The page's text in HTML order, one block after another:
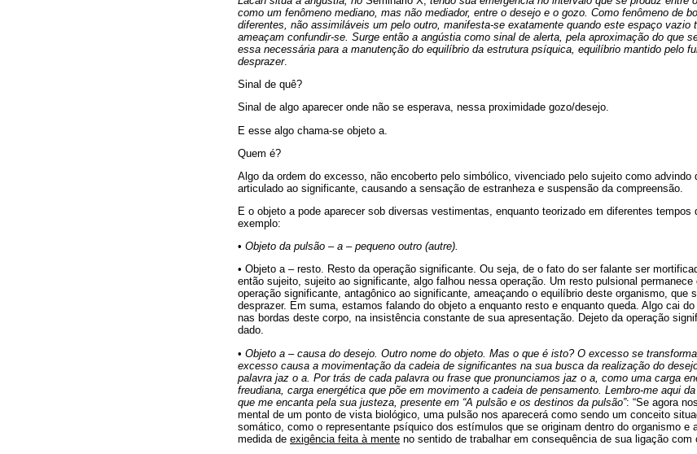
como um fenômeno mediano, mas não mediador, entre o desejo e o gozo. Como fenômeno de
diferentes, não assimiláveis um pelo outro, manifesta-se exatamente quando este espaço vazio
ameaçam confundir-se. Surge então a angústia como sinal de alerta, pela aproximação do que
essa necessária para a manutenção do equilíbrio da estrutura psíquica, equilíbrio mantido pelo
desprazer.
Sinal de quê?
Sinal de algo aparecer onde não se esperava, nessa proximidade gozo/desejo.
E esse algo chama-se objeto a.
Quem é?
Algo da ordem do excesso, não encoberto pelo simbólico, vivenciado pelo sujeito como advindo
articulado ao significante, causando a sensação de estranheza e suspensão da compreensão.
E o objeto a pode aparecer sob diversas vestimentas, enquanto teorizado em diferentes tempos
exemplo:
• Objeto da pulsão – a – pequeno outro (autre).
• Objeto a – resto. Resto da operação significante. Ou seja, de o fato do ser falante ser
então sujeito, sujeito ao significante, algo falhou nessa operação. Um resto pulsional
operação significante, antagônico ao significante, ameaçando o equilíbrio deste organismo, que
desprazer. Em suma, estamos falando do objeto a enquanto resto e enquanto queda. Algo cai
nas bordas deste corpo, na insistência constante de sua apresentação. Dejeto da operação
dado.
• Objeto a – causa do desejo. Outro nome do objeto. Mas o que é isto? O excesso se
excesso causa a movimentação da cadeia de significantes na sua busca da realização do
palavra jaz o a. Por trás de cada palavra ou frase que pronunciamos jaz o a, como uma carga
freudiana, carga energética que põe em movimento a cadeia de pensamento. Lembro-me aqui
que me encanta pela sua justeza, presente em “A pulsão e os destinos da pulsão”: “Se agora
mental de um ponto de vista biológico, uma pulsão nos aparecerá como sendo um conceito
somático, como o representante psíquico dos estímulos que se originam dentro do organismo e
medida de exigência feita à mente no sentido de trabalhar em consequência de sua ligação com